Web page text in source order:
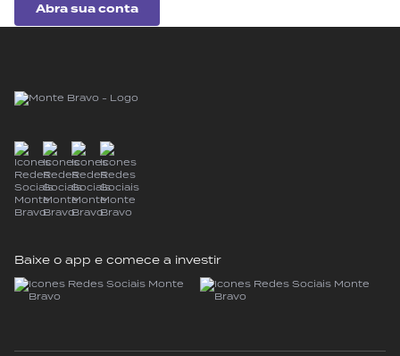
Abra sua conta
Baixe o app e comece a investir